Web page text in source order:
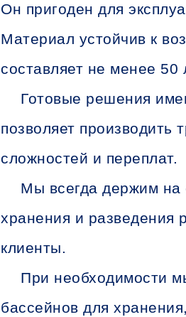
Он пригоден для
Материал устойчив к
составляет не менее 50
Готовые решения
позволяет производить
сложностей и переплат.
Мы всегда держим на
хранения и разведения
клиенты.
При необходимости
бассейнов для